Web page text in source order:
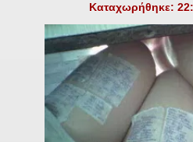
Καταχωρήθηκε: